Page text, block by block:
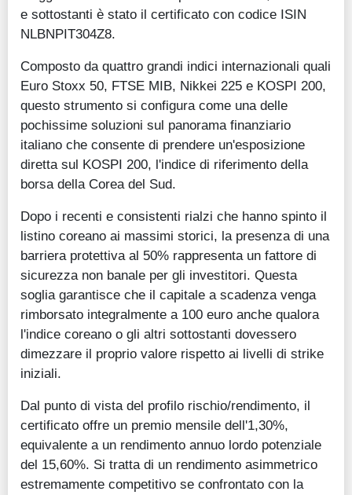
e sottostanti è stato il certificato con codice ISIN
NLBNPIT304Z8.
Composto da quattro grandi indici internazionali quali
Euro Stoxx 50, FTSE MIB, Nikkei 225 e KOSPI 200,
questo strumento si configura come una delle
pochissime soluzioni sul panorama finanziario
italiano che consente di prendere un'esposizione
diretta sul KOSPI 200, l'indice di riferimento della
borsa della Corea del Sud.
Dopo i recenti e consistenti rialzi che hanno spinto il
listino coreano ai massimi storici, la presenza di una
barriera protettiva al 50% rappresenta un fattore di
sicurezza non banale per gli investitori. Questa
soglia garantisce che il capitale a scadenza venga
rimborsato integralmente a 100 euro anche qualora
l'indice coreano o gli altri sottostanti dovessero
dimezzare il proprio valore rispetto ai livelli di strike
iniziali.
Dal punto di vista del profilo rischio/rendimento, il
certificato offre un premio mensile dell'1,30%,
equivalente a un rendimento annuo lordo potenziale
del 15,60%. Si tratta di un rendimento asimmetrico
estremamente competitivo se confrontato con la